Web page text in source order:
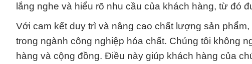
lắng nghe và hiểu rõ nhu cầu của khách hàng, từ đó
Với cam kết duy trì và nâng cao chất lượng sản
trong ngành công nghiệp hóa chất. Chúng tôi không
hàng và cộng đồng. Điều này giúp khách hàng của